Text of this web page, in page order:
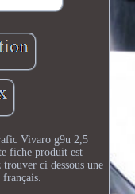
Vivaro g9u 2,5
fiche produit est
ci dessous une